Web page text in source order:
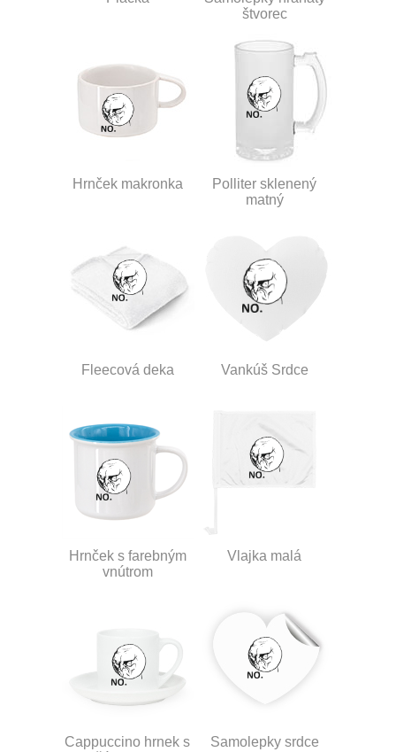
štvorec
Hrnček makronka
Polliter sklenený
matný
Fleecová deka Vankúš Srdce
Hrnček s farebným
vnútrom
Vlajka malá
Cappuccino hrnek s
Samolepky srdce